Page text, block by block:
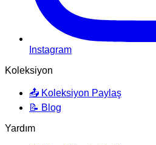
Instagram
Koleksiyon
📤 Koleksiyon Paylaş
📝 Blog
Yardım